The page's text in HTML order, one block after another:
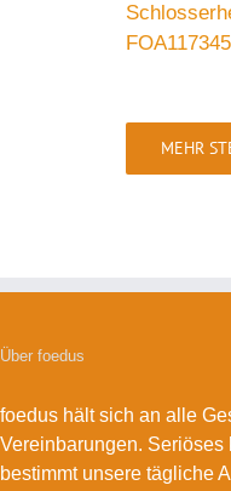
MEHR
Über foedus
foedus hält sich an alle
Vereinbarungen.
bestimmt unsere tägliche